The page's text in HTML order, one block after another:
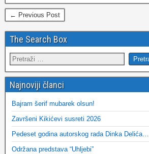
← Previous Post
The Search Box
Najnoviji članci
Bajram šerif mubarek olsun!
Završeni Kikićevi susreti 2026
Pedeset godina autorskog rada Dinka Delića…
Održana predstava “Uhljebi”